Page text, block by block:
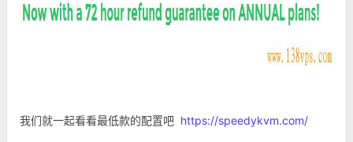
我们就一起看看最低款的配置吧 https://speedykvm.com/